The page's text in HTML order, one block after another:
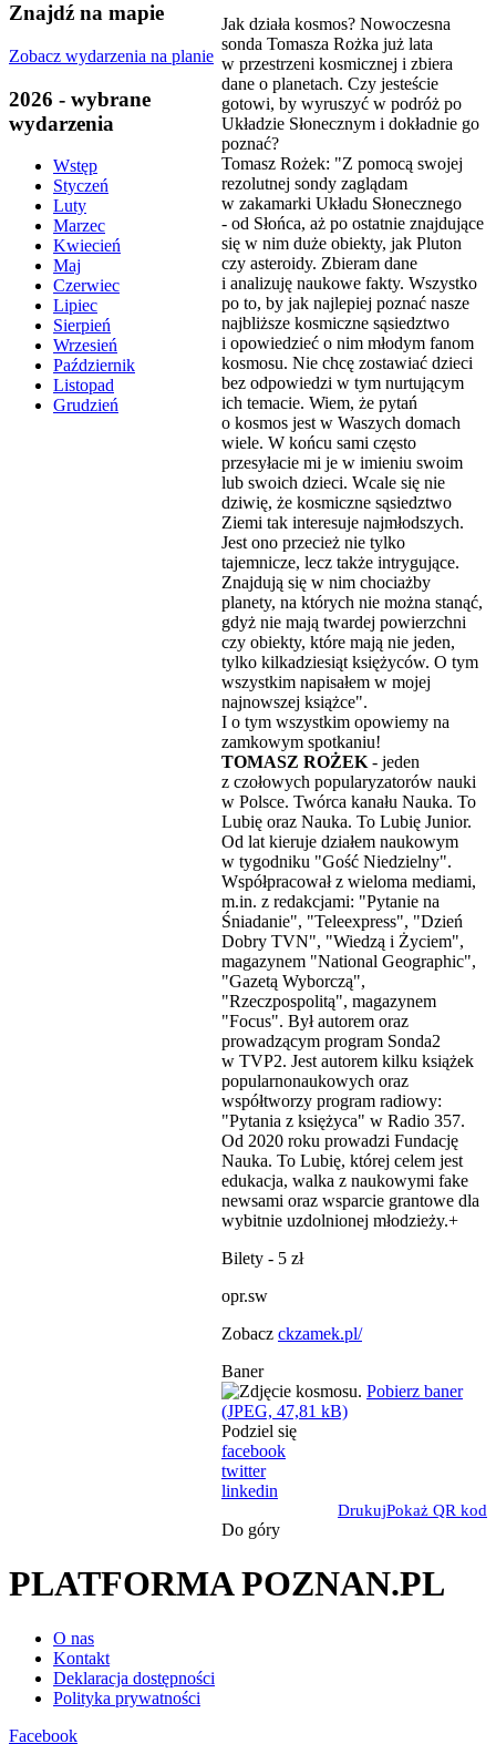
Znajdź na mapie
Zobacz wydarzenia na planie
2026 - wybrane
wydarzenia
Wstęp
Styczeń
Luty
Marzec
Kwiecień
Maj
Czerwiec
Lipiec
Sierpień
Wrzesień
Październik
Listopad
Grudzień
Jak działa kosmos? Nowoczesna
sonda Tomasza Rożka już lata
w przestrzeni kosmicznej i zbiera
dane o planetach. Czy jesteście
gotowi, by wyruszyć w podróż po
Układzie Słonecznym i dokładnie go
poznać?
Tomasz Rożek: "Z pomocą swojej
rezolutnej sondy zaglądam
w zakamarki Układu Słonecznego
- od Słońca, aż po ostatnie znajdujące
się w nim duże obiekty, jak Pluton
czy asteroidy. Zbieram dane
i analizuję naukowe fakty. Wszystko
po to, by jak najlepiej poznać nasze
najbliższe kosmiczne sąsiedztwo
i opowiedzieć o nim młodym fanom
kosmosu. Nie chcę zostawiać dzieci
bez odpowiedzi w tym nurtującym
ich temacie. Wiem, że pytań
o kosmos jest w Waszych domach
wiele. W końcu sami często
przesyłacie mi je w imieniu swoim
lub swoich dzieci. Wcale się nie
dziwię, że kosmiczne sąsiedztwo
Ziemi tak interesuje najmłodszych.
Jest ono przecież nie tylko
tajemnicze, lecz także intrygujące.
Znajdują się w nim chociażby
planety, na których nie można stanąć,
gdyż nie mają twardej powierzchni
czy obiekty, które mają nie jeden,
tylko kilkadziesiąt księżyców. O tym
wszystkim napisałem w mojej
najnowszej książce".
I o tym wszystkim opowiemy na
zamkowym spotkaniu!
TOMASZ ROŻEK - jeden
z czołowych popularyzatorów nauki
w Polsce. Twórca kanału Nauka. To
Lubię oraz Nauka. To Lubię Junior.
Od lat kieruje działem naukowym
w tygodniku "Gość Niedzielny".
Współpracował z wieloma mediami,
m.in. z redakcjami: "Pytanie na
Śniadanie", "Teleexpress", "Dzień
Dobry TVN", "Wiedzą i Życiem",
magazynem "National Geographic",
"Gazetą Wyborczą",
"Rzeczpospolitą", magazynem
"Focus". Był autorem oraz
prowadzącym program Sonda2
w TVP2. Jest autorem kilku książek
popularnonaukowych oraz
współtworzy program radiowy:
"Pytania z księżyca" w Radio 357.
Od 2020 roku prowadzi Fundację
Nauka. To Lubię, której celem jest
edukacja, walka z naukowymi fake
newsami oraz wsparcie grantowe dla
wybitnie uzdolnionej młodzieży.+
Bilety - 5 zł
opr.sw
Zobacz ckzamek.pl/
Baner
Pobierz baner
(JPEG, 47,81 kB)
Podziel się
facebook
twitter
linkedin
DrukujPokaż QR kod
Do góry
PLATFORMA POZNAN.PL
O nas
Kontakt
Deklaracja dostępności
Polityka prywatności
Facebook